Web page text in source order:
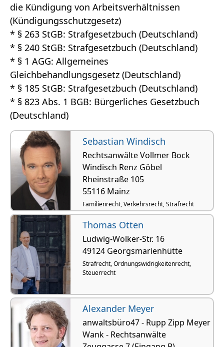
die Kündigung von Arbeitsverhältnissen
(Kündigungsschutzgesetz)
* § 263 StGB: Strafgesetzbuch (Deutschland)
* § 240 StGB: Strafgesetzbuch (Deutschland)
* § 1 AGG: Allgemeines
Gleichbehandlungsgesetz (Deutschland)
* § 185 StGB: Strafgesetzbuch (Deutschland)
* § 823 Abs. 1 BGB: Bürgerliches Gesetzbuch
(Deutschland)
Sebastian Windisch
Rechtsanwälte Vollmer Bock
Windisch Renz Göbel
Rheinstraße 105
55116 Mainz
Familienrecht, Verkehrsrecht, Strafrecht
Thomas Otten
Ludwig-Wolker-Str. 16
49124 Georgsmarienhütte
Strafrecht, Ordnungswidrigkeitenrecht,
Steuerrecht
Alexander Meyer
anwaltsbüro47 - Rupp Zipp Meyer
Wank - Rechtsanwälte